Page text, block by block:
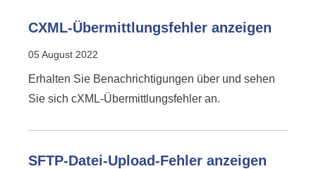
CXML-Übermittlungsfehler anzeigen
05 August 2022
Erhalten Sie Benachrichtigungen über und sehen
Sie sich cXML-Übermittlungsfehler an.
SFTP-Datei-Upload-Fehler anzeigen